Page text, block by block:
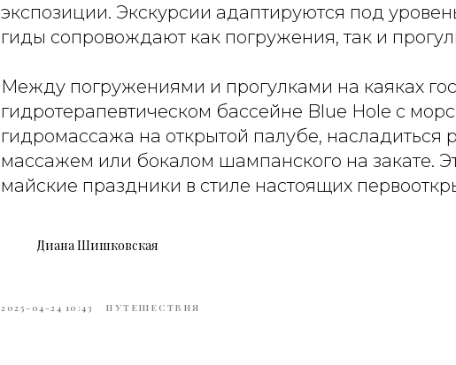
экспозиции. Экскурсии адаптируются под
гиды сопровождают как погружения, так и
Между погружениями и прогулками на каяках
гидротерапевтическом бассейне Blue Hole с
гидромассажа на открытой палубе,
массажем или бокалом шампанского на закате.
майские праздники в стиле настоящих
Диана Шишковская
2025-04-24 10:43 ПУТЕШЕСТВИЯ